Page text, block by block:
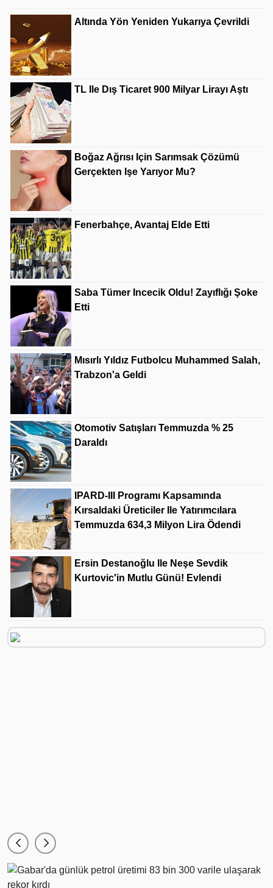
Altında Yön Yeniden Yukarıya Çevrildi
TL Ile Dış Ticaret 900 Milyar Lirayı Aştı
Boğaz Ağrısı Için Sarımsak Çözümü
Gerçekten Işe Yarıyor Mu?
Fenerbahçe, Avantaj Elde Etti
Saba Tümer Incecik Oldu! Zayıflığı Şoke
Etti
Mısırlı Yıldız Futbolcu Muhammed Salah,
Trabzon'a Geldi
Otomotiv Satışları Temmuzda % 25
Daraldı
IPARD-III Programı Kapsamında
Kırsaldaki Üreticiler Ile Yatırımcılara
Temmuzda 634,3 Milyon Lira Ödendi
Ersin Destanoğlu Ile Neşe Sevdik
Kurtovic'in Mutlu Günü! Evlendi